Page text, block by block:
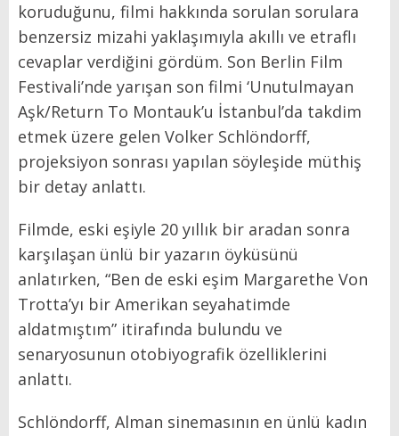
koruduğunu, filmi hakkında sorulan sorulara
benzersiz mizahi yaklaşımıyla akıllı ve etraflı
cevaplar verdiğini gördüm. Son Berlin Film
Festivali’nde yarışan son filmi ‘Unutulmayan
Aşk/Return To Montauk’u İstanbul’da takdim
etmek üzere gelen Volker Schlöndorff,
projeksiyon sonrası yapılan söyleşide müthiş
bir detay anlattı.
Filmde, eski eşiyle 20 yıllık bir aradan sonra
karşılaşan ünlü bir yazarın öyküsünü
anlatırken, “Ben de eski eşim Margarethe Von
Trotta’yı bir Amerikan seyahatimde
aldatmıştım” itirafında bulundu ve
senaryosunun otobiyografik özelliklerini
anlattı.
Schlöndorff, Alman sinemasının en ünlü kadın